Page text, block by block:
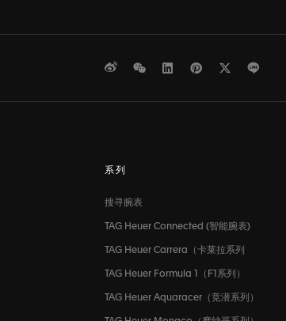
微博 WeChat
领英 Pinterest
Twitter
系列
搜寻腕表
TAG Heuer Connected (智能腕表)
TAG Heuer Carrera（卡莱拉系列
TAG Heuer Formula 1（F1系列）
TAG Heuer Aquaracer（竞潜系列）